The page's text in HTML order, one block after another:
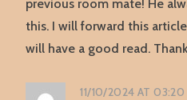
previous room mate! He
this. I will forward this
will have a good read.
11/10/2024 AT 03:20